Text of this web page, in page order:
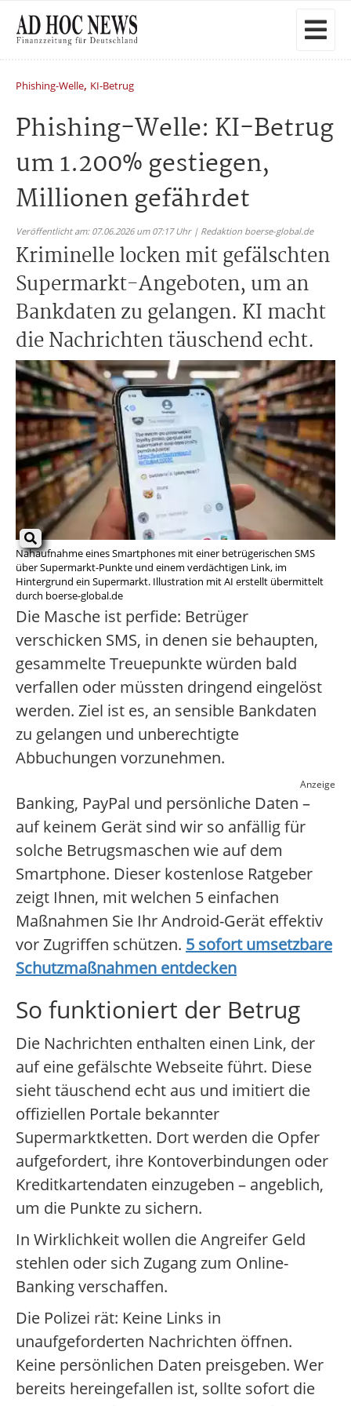
Phishing-Welle, KI-Betrug
Phishing-Welle: KI-Betrug
um 1.200% gestiegen,
Millionen gefährdet
Veröffentlicht am: 07.06.2026 um 07:17 Uhr | Redaktion boerse-global.de
Kriminelle locken mit gefälschten
Supermarkt-Angeboten, um an
Bankdaten zu gelangen. KI macht
die Nachrichten täuschend echt.
Nahaufnahme eines Smartphones mit einer betrügerischen SMS
über Supermarkt-Punkte und einem verdächtigen Link, im
Hintergrund ein Supermarkt. Illustration mit AI erstellt übermittelt
durch boerse-global.de
Die Masche ist perfide: Betrüger
verschicken SMS, in denen sie behaupten,
gesammelte Treuepunkte würden bald
verfallen oder müssten dringend eingelöst
werden. Ziel ist es, an sensible Bankdaten
zu gelangen und unberechtigte
Abbuchungen vorzunehmen.
Anzeige
Banking, PayPal und persönliche Daten –
auf keinem Gerät sind wir so anfällig für
solche Betrugsmaschen wie auf dem
Smartphone. Dieser kostenlose Ratgeber
zeigt Ihnen, mit welchen 5 einfachen
Maßnahmen Sie Ihr Android-Gerät effektiv
vor Zugriffen schützen. 5 sofort umsetzbare
Schutzmaßnahmen entdecken
So funktioniert der Betrug
Die Nachrichten enthalten einen Link, der
auf eine gefälschte Webseite führt. Diese
sieht täuschend echt aus und imitiert die
offiziellen Portale bekannter
Supermarktketten. Dort werden die Opfer
aufgefordert, ihre Kontoverbindungen oder
Kreditkartendaten einzugeben – angeblich,
um die Punkte zu sichern.
In Wirklichkeit wollen die Angreifer Geld
stehlen oder sich Zugang zum Online-
Banking verschaffen.
Die Polizei rät: Keine Links in
unaufgeforderten Nachrichten öffnen.
Keine persönlichen Daten preisgeben. Wer
bereits hereingefallen ist, sollte sofort die